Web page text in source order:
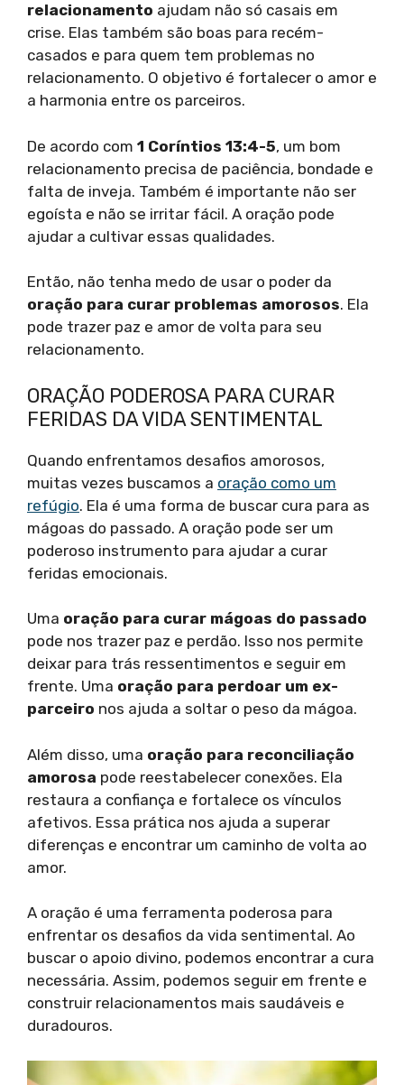
relacionamento ajudam não só casais em
crise. Elas também são boas para recém-
casados e para quem tem problemas no
relacionamento. O objetivo é fortalecer o amor e
a harmonia entre os parceiros.
De acordo com 1 Coríntios 13:4-5, um bom
relacionamento precisa de paciência, bondade e
falta de inveja. Também é importante não ser
egoísta e não se irritar fácil. A oração pode
ajudar a cultivar essas qualidades.
Então, não tenha medo de usar o poder da
oração para curar problemas amorosos. Ela
pode trazer paz e amor de volta para seu
relacionamento.
ORAÇÃO PODEROSA PARA CURAR
FERIDAS DA VIDA SENTIMENTAL
Quando enfrentamos desafios amorosos,
muitas vezes buscamos a oração como um
refúgio. Ela é uma forma de buscar cura para as
mágoas do passado. A oração pode ser um
poderoso instrumento para ajudar a curar
feridas emocionais.
Uma oração para curar mágoas do passado
pode nos trazer paz e perdão. Isso nos permite
deixar para trás ressentimentos e seguir em
frente. Uma oração para perdoar um ex-
parceiro nos ajuda a soltar o peso da mágoa.
Além disso, uma oração para reconciliação
amorosa pode reestabelecer conexões. Ela
restaura a confiança e fortalece os vínculos
afetivos. Essa prática nos ajuda a superar
diferenças e encontrar um caminho de volta ao
amor.
A oração é uma ferramenta poderosa para
enfrentar os desafios da vida sentimental. Ao
buscar o apoio divino, podemos encontrar a cura
necessária. Assim, podemos seguir em frente e
construir relacionamentos mais saudáveis e
duradouros.